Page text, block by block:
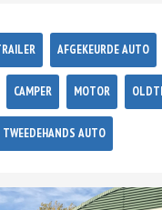
AFGEKEURDE AUTO
CAMPER MOTOR
TWEEDEHANDS AUTO